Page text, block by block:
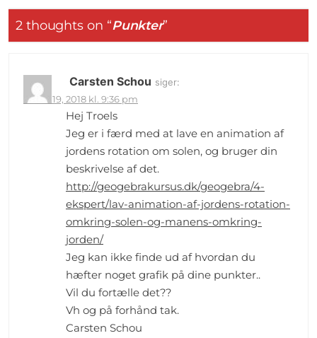
2 thoughts on “Punkter”
Carsten Schou siger:
marts 19, 2018 kl. 9:36 pm
Hej Troels
Jeg er i færd med at lave en animation af
jordens rotation om solen, og bruger din
beskrivelse af det.
http://geogebrakursus.dk/geogebra/4-
ekspert/lav-animation-af-jordens-rotation-
omkring-solen-og-manens-omkring-
jorden/
Jeg kan ikke finde ud af hvordan du
hæfter noget grafik på dine punkter..
Vil du fortælle det??
Vh og på forhånd tak.
Carsten Schou